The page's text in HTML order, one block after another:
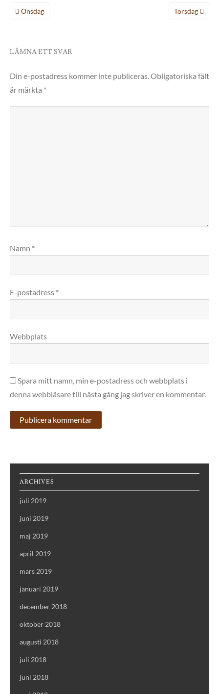
Inläggsnavigering
Onsdag Torsdag
LÄMNA ETT SVAR
Din e-postadress kommer inte publiceras. Obligatoriska fält
är märkta *
Namn *
E-postadress *
Webbplats
Spara mitt namn, min e-postadress och webbplats i
denna webbläsare till nästa gång jag skriver en kommentar.
ARCHIVES
juli 2019
juni 2019
maj 2019
april 2019
mars 2019
januari 2019
december 2018
oktober 2018
augusti 2018
juli 2018
juni 2018